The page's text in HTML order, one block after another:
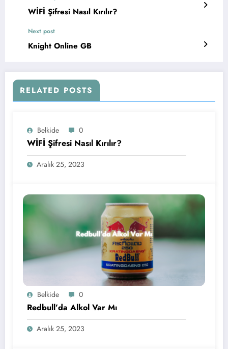
WİFİ Şifresi Nasıl Kırılır?
Next post
Knight Online GB
RELATED POSTS
Belkide 0
WİFİ Şifresi Nasıl Kırılır?
Aralık 25, 2023
Belkide 0
Redbull’da Alkol Var Mı
Aralık 25, 2023